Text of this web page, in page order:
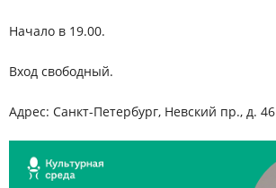
Начало в 19.00.
Вход свободный.
Адрес: Санкт-Петербург, Невский пр., д. 46